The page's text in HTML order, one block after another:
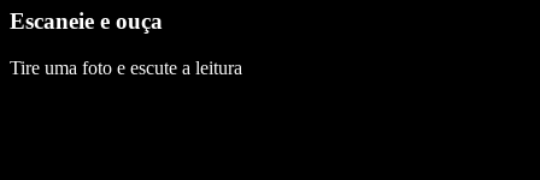
Escaneie e ouça
Tire uma foto e escute a leitura